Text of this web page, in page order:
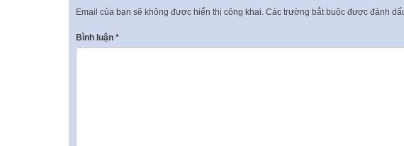
Email của bạn sẽ không được hiển thị công khai. Các trường bắt buộc được đánh
Bình luận *